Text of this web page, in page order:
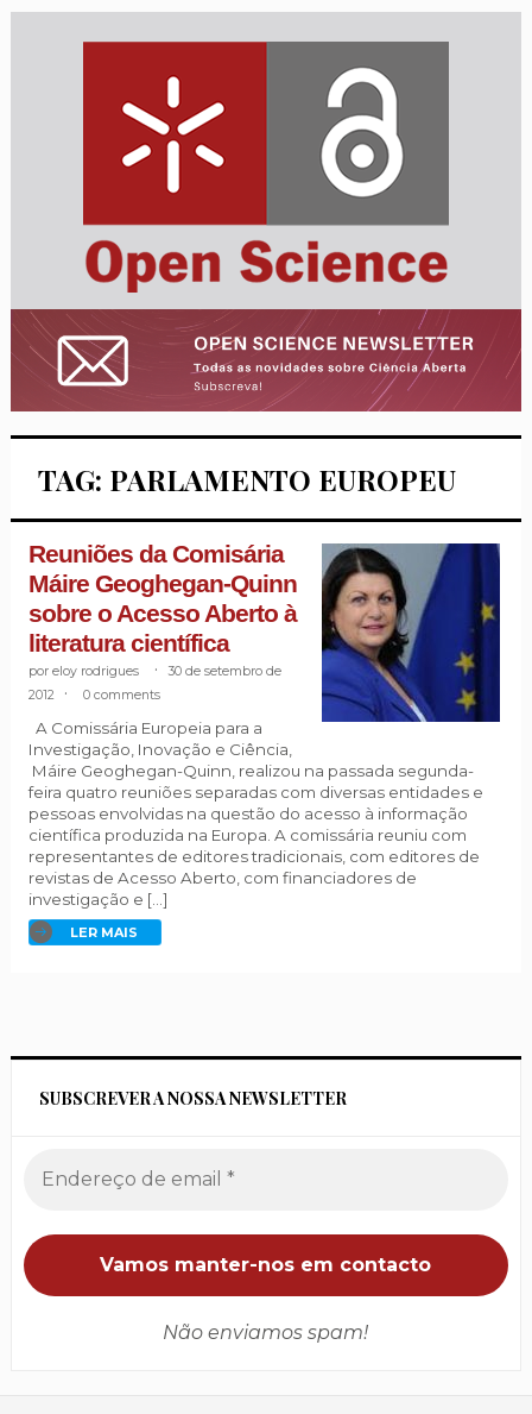
TAG: PARLAMENTO EUROPEU
Reuniões da Comisária
Máire Geoghegan-Quinn
sobre o Acesso Aberto à
literatura científica
eloy rodrigues.
30 de setembro de
2012
0 comments
A Comissária Europeia para a
Investigação, Inovação e Ciência,
Máire Geoghegan-Quinn, realizou na passada segunda-
feira quatro reuniões separadas com diversas entidades e
pessoas envolvidas na questão do acesso à informação
científica produzida na Europa. A comissária reuniu com
representantes de editores tradicionais, com editores de
revistas de Acesso Aberto, com financiadores de
investigação e […]
LER MAIS
SUBSCREVER A NOSSA NEWSLETTER
Não enviamos spam!